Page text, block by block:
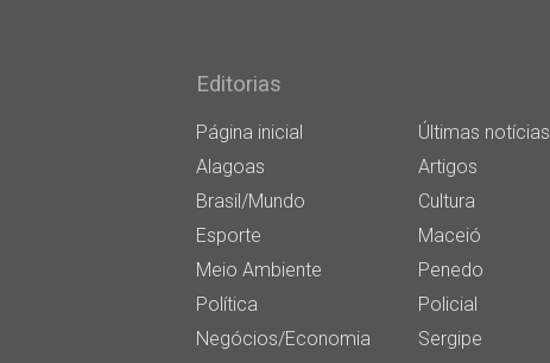
Editorias
Página inicial
Últimas notícias
Alagoas
Artigos
Brasil/Mundo
Cultura
Esporte
Maceió
Meio Ambiente
Penedo
Política
Policial
Negócios/Economia
Sergipe